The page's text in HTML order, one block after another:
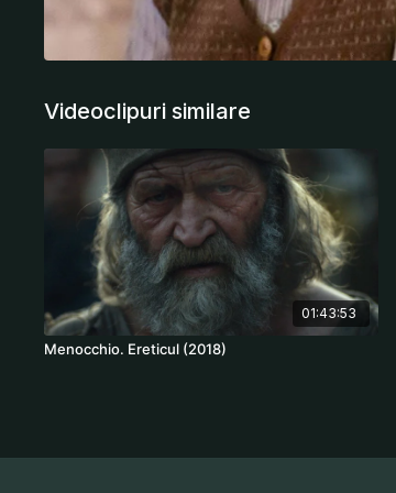
Videoclipuri similare
01:43:53
Menocchio. Ereticul (2018)